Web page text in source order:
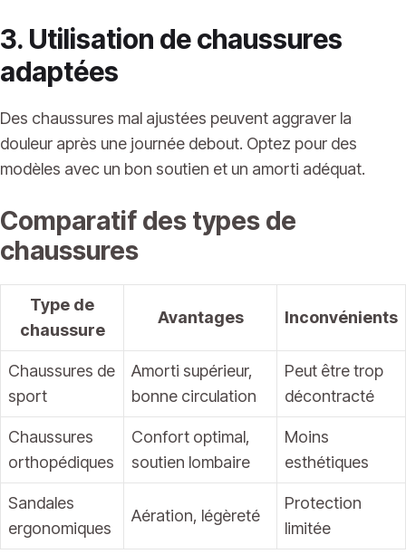
3. Utilisation de chaussures
adaptées
Des chaussures mal ajustées peuvent aggraver la
douleur après une journée debout. Optez pour des
modèles avec un bon soutien et un amorti adéquat.
Comparatif des types de
chaussures
Type de
chaussure
Avantages Inconvénients
Chaussures de
sport
Amorti supérieur,
bonne circulation
Peut être trop
décontracté
Chaussures
orthopédiques
Confort optimal,
soutien lombaire
Moins
esthétiques
Sandales
ergonomiques
Aération, légèreté
Protection
limitée